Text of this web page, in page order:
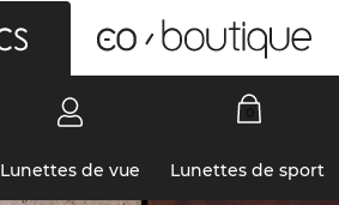
Lunettes de vue Lunettes de sport